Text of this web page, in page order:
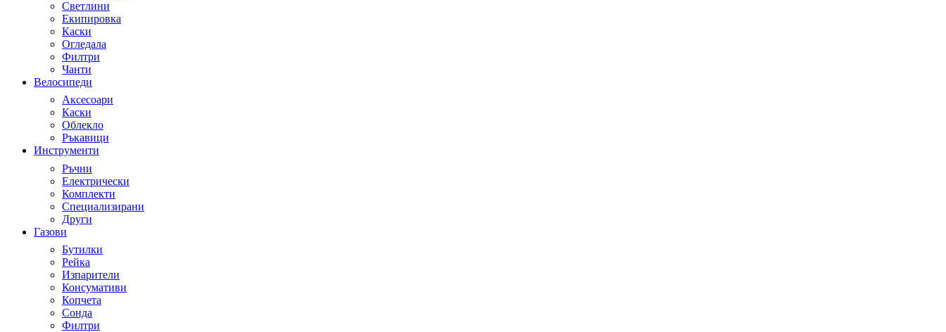
Светлини
Екипировка
Каски
Огледала
Филтри
Чанти
Велосипеди
Аксесоари
Каски
Облекло
Ръкавици
Инструменти
Ръчни
Електрически
Комплекти
Специализирани
Други
Газови
Бутилки
Рейка
Изпарители
Консумативи
Копчета
Сонда
Филтри